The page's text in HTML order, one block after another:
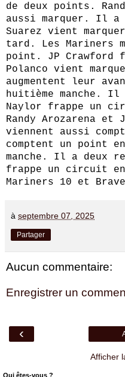
de deux points.
aussi marquer. Il a
Suarez vient
tard. Les Mariners
point. JP Crawford
Polanco vient
augmentent leur
huitième manche.
Naylor frappe un
Randy Arozarena et
viennent aussi
comptent un point
manche. Il a deux
frappe un circuit
Mariners 10 et
à septembre 07, 2025
Partager
Aucun commentaire:
Enregistrer un
‹
Afficher
Qui êtes-vous ?